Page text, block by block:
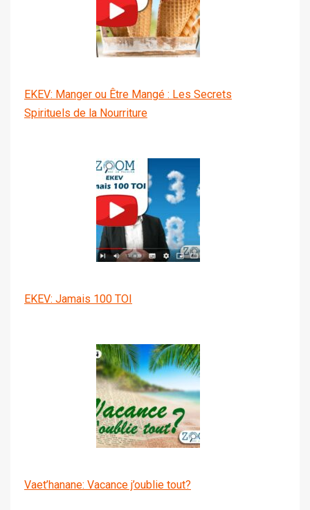
EKEV: Manger ou Être Mangé : Les Secrets
Spirituels de la Nourriture
EKEV: Jamais 100 TOI
Vaet’hanane: Vacance j’oublie tout?